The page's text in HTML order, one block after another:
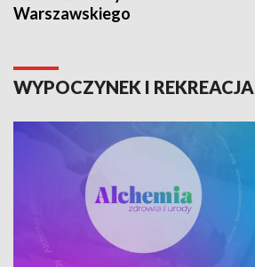
Warszawskiego
WYPOCZYNEK I REKREACJA